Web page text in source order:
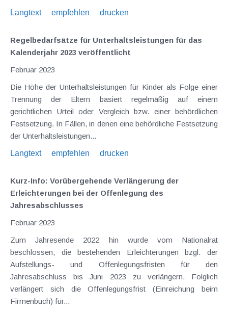
Langtext
empfehlen drucken
Regelbedarfsätze für Unterhaltsleistungen für das
Kalenderjahr 2023 veröffentlicht
Februar 2023
Die Höhe der Unterhaltsleistungen für Kinder als Folge einer
Trennung der Eltern basiert regelmäßig auf einem
gerichtlichen Urteil oder Vergleich bzw. einer behördlichen
Festsetzung. In Fällen, in denen eine behördliche Festsetzung
der Unterhaltsleistungen...
Langtext
empfehlen drucken
Kurz-Info: Vorübergehende Verlängerung der
Erleichterungen bei der Offenlegung des
Jahresabschlusses
Februar 2023
Zum Jahresende 2022 hin wurde vom Nationalrat
beschlossen, die bestehenden Erleichterungen bzgl. der
Aufstellungs- und Offenlegungsfristen für den
Jahresabschluss bis Juni 2023 zu verlängern. Folglich
verlängert sich die Offenlegungsfrist (Einreichung beim
Firmenbuch) für...